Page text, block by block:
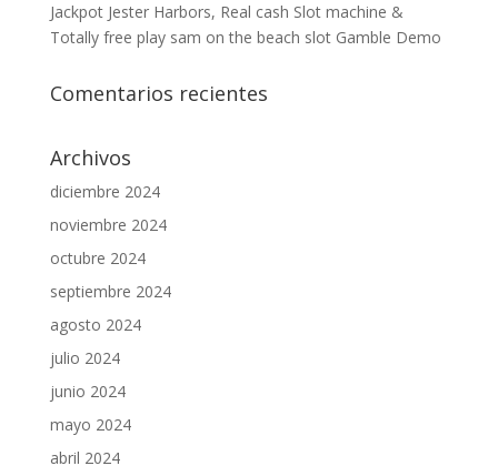
Jackpot Jester Harbors, Real cash Slot machine &
Totally free play sam on the beach slot Gamble Demo
Comentarios recientes
Archivos
diciembre 2024
noviembre 2024
octubre 2024
septiembre 2024
agosto 2024
julio 2024
junio 2024
mayo 2024
abril 2024